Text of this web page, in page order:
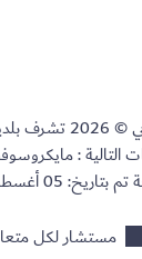
الموقع
التالية :
بتاريخ:05 أغسطس 2026
مستشار لكل